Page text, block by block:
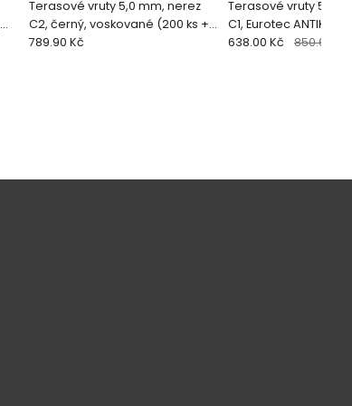
Terasové vruty 5,0 mm, nerez
C2, černý, voskované (200 ks +
bit)
789.90 Kč
Terasové vruty 5,0
C1, Eurotec ANTIK
638.00 Kč 850.67 Kč